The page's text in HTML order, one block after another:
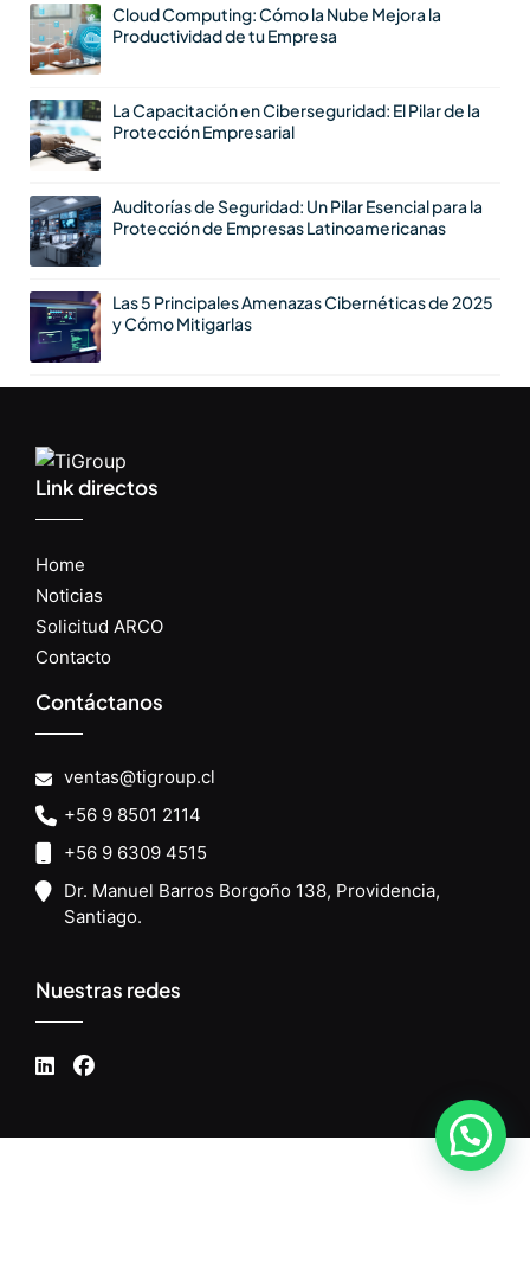
Cloud Computing: Cómo la Nube Mejora la
Productividad de tu Empresa
La Capacitación en Ciberseguridad: El Pilar de la
Protección Empresarial
Auditorías de Seguridad: Un Pilar Esencial para la
Protección de Empresas Latinoamericanas
Las 5 Principales Amenazas Cibernéticas de 2025
y Cómo Mitigarlas
Link directos
Home
Noticias
Solicitud ARCO
Contacto
Contáctanos
ventas@tigroup.cl
+56 9 8501 2114
+56 9 6309 4515
Dr. Manuel Barros Borgoño 138, Providencia,
Santiago.
Nuestras redes